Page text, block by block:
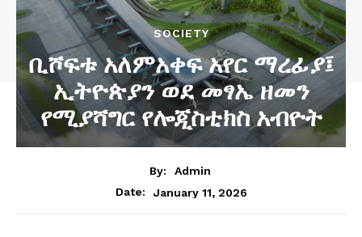
SOCIETY
ቢሾፍቱ አለምአቀፍ አየር ማረፊያ፤
ኢትዮጵያን ወደ መፃኤ ዘመን
የሚያሻግር የሎጂስቲክስ አብዮት
By:
Admin
Date:
January 11, 2026